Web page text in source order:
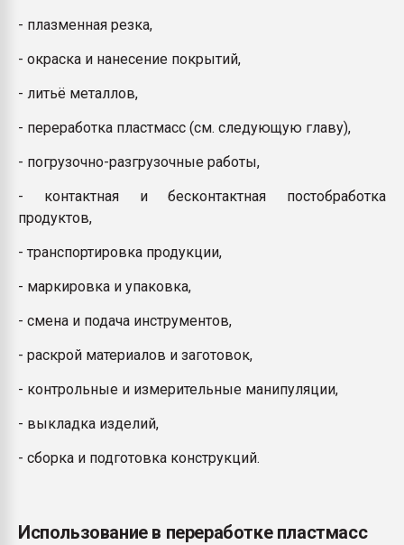
- плазменная резка,
- окраска и нанесение покрытий,
- литьё металлов,
- переработка пластмасс (см. следующую главу),
- погрузочно-разгрузочные работы,
- контактная и бесконтактная постобработка
продуктов,
- транспортировка продукции,
- маркировка и упаковка,
- смена и подача инструментов,
- раскрой материалов и заготовок,
- контрольные и измерительные манипуляции,
- выкладка изделий,
- сборка и подготовка конструкций.
Использование в переработке пластмасс